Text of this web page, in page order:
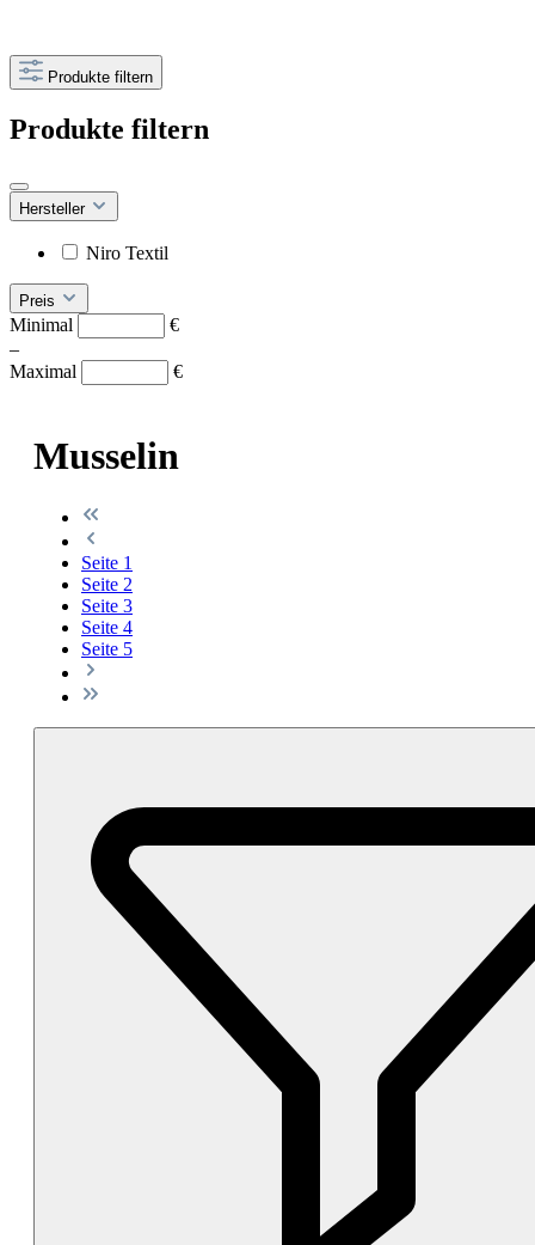
Produkte filtern
Produkte filtern
Hersteller
Niro Textil
Preis
Minimal
€
–
Maximal
€
Musselin
Seite 1
Seite 2
Seite 3
Seite 4
Seite 5